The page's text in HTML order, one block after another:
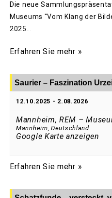
Die neue
Museums "Vom Klang der
2025…
Erfahren Sie mehr »
Saurier – Faszination
12.10.2025 - 2.08.2026
Mannheim, REM –
Mannheim, Deutschland
Google Karte anzeigen
Erfahren Sie mehr »